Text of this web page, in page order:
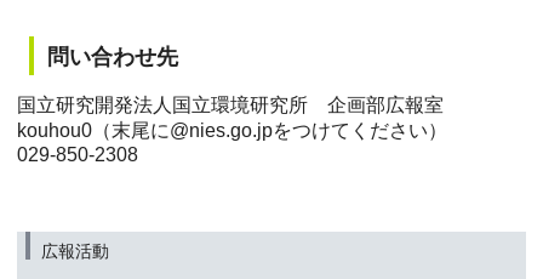
問い合わせ先
国立研究開発法人国立環境研究所 企画部広報室
kouhou0（末尾に@nies.go.jpをつけてください）
029-850-2308
広報活動